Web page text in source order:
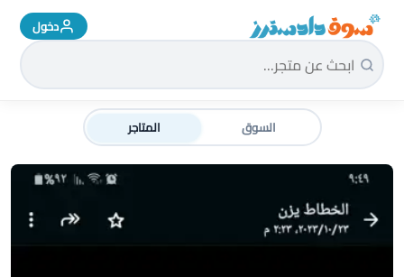
سوق دادسترز الرئيسية دخول
السوق المتاجر